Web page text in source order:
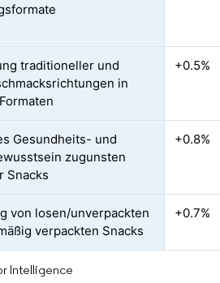
traditioneller und
in
+0.5%
Gesundheits- und
zugunsten
Snacks
+0.8%
von losen/unverpackten
verpackten Snacks
+0.7%
Intelligence